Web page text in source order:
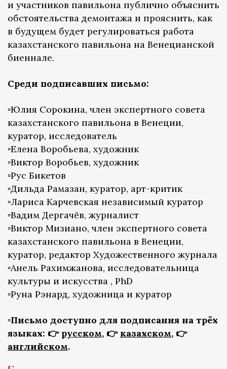
и участников павильона публично объяснить
обстоятельства демонтажа и прояснить, как
в будущем будет регулироваться работа
казахстанского павильона на Венецианской
биеннале.
Среди подписавших письмо:
▫️Юлия Сорокина, член экспертного совета
казахстанского павильона в Венеции,
куратор, исследователь
▫️Елена Воробьева, художник
▫️Виктор Воробьев, художник
▫️Рус Бикетов
▫️Дильда Рамазан, куратор, арт-критик
▫️Лариса Карчевская независимый куратор
▫️Вадим Дергачёв, журналист
▫️Виктор Мизиано, член экспертного совета
казахстанского павильона в Венеции,
куратор, редактор Художественного журнала
▫️Анель Рахимжанова, исследовательница
культуры и искусства , PhD
▫️Руна Рэнард, художница и куратор
▫️Письмо доступно для подписания на трёх
языках: 👉 русском, 👉 казахском, 👉
английском.